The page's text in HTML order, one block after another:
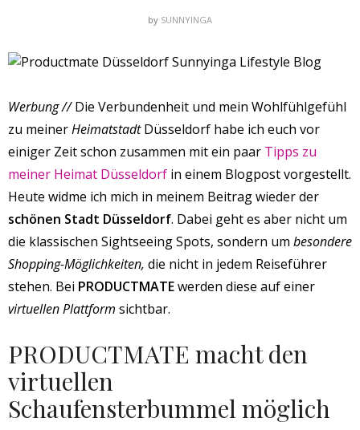
by SUNNYINGA
Werbung //Die Verbundenheit und mein Wohlfühlgefühl
zu meinerHeimatstadtDüsseldorf habe ich euch vor
einiger Zeit schon zusammen mit ein paar Tipps zu
meiner Heimat Düsseldorf in einem Blogpost vorgestellt.
Heute widme ich mich in meinem Beitrag wieder der
schönen Stadt Düsseldorf. Dabei geht es aber nicht um
die klassischen Sightseeing Spots, sondern um besondere
Shopping-Möglichkeiten, die nicht in jedem Reiseführer
stehen. Bei PRODUCTMATEwerden diese auf einer
virtuellen Plattform sichtbar.
PRODUCTMATE macht den
virtuellen
Schaufensterbummel möglich